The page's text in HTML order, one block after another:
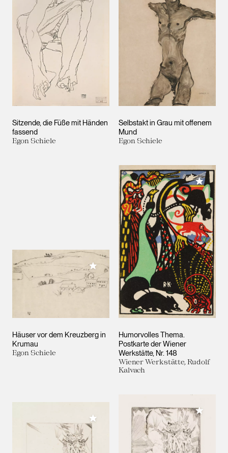
Sitzende, die Füße mit Händen
fassend
Egon Schiele
Selbstakt in Grau mit offenem
Mund
Egon Schiele
Häuser vor dem Kreuzberg in
Krumau
Egon Schiele
Meiner Sammlung hinzufügen
Humorvolles Thema.
Postkarte der Wiener
Werkstätte, Nr. 148
Wiener Werkstätte, Rudolf
Kalvach
Meiner
Meiner Sammlung hinzufügen
Meiner